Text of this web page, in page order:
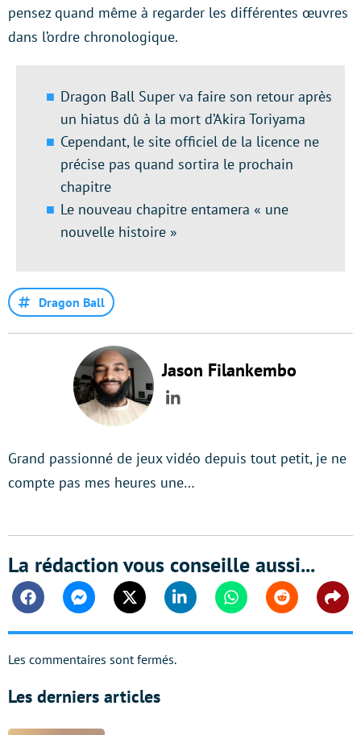
pensez quand même à regarder les différentes œuvres
dans l’ordre chronologique.
Dragon Ball Super va faire son retour après
un hiatus dû à la mort d’Akira Toriyama
Cependant, le site officiel de la licence ne
précise pas quand sortira le prochain
chapitre
Le nouveau chapitre entamera « une
nouvelle histoire »
Dragon Ball
Jason Filankembo
LinkedIn
Grand passionné de jeux vidéo depuis tout petit, je ne
compte pas mes heures une…
La rédaction vous conseille aussi...
FacebookMessengerTwitter Linkedin WhatsappReddit
Les commentaires sont fermés.
Les derniers articles